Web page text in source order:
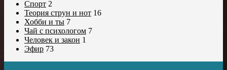
Спорт 2
Теория струн и нот 16
Хобби и ты 7
Чай с психологом 7
Человек и закон 1
Эфир 73